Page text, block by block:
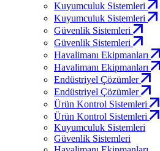
Kuyumculuk Sistemleri
Kuyumculuk Sistemleri
Güvenlik Sistemleri
Güvenlik Sistemleri
Havalimanı Ekipmanları
Havalimanı Ekipmanları
Endüstriyel Çözümler
Endüstriyel Çözümler
Ürün Kontrol Sistemleri
Ürün Kontrol Sistemleri
Kuyumculuk Sistemleri
Güvenlik Sistemleri